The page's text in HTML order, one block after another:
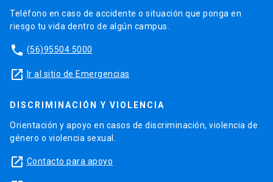
Teléfono en caso de accidente o situación que ponga en
riesgo tu vida dentro de algún campus.
phone (56)95504 5000
launch Ir al sitio de Emergencias
DISCRIMINACIÓN Y VIOLENCIA
Orientación y apoyo en casos de discriminación, violencia de
género o violencia sexual.
launch Contacto para apoyo